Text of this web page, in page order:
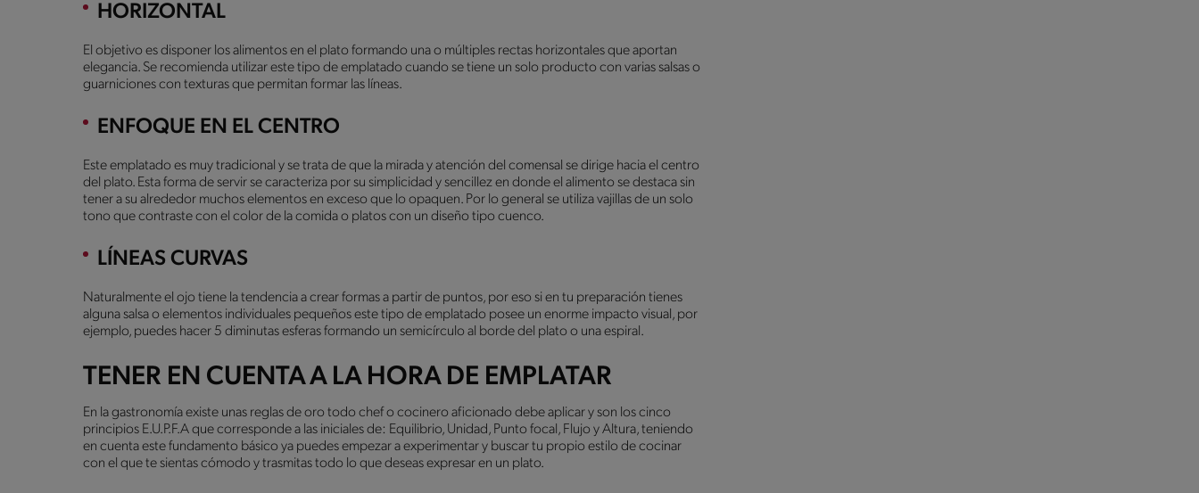
HORIZONTAL
El objetivo es disponer los alimentos en el plato formando una o múltiples rectas horizontales que aportan
elegancia. Se recomienda utilizar este tipo de emplatado cuando se tiene un solo producto con varias salsas o
guarniciones con texturas que permitan formar las líneas.
ENFOQUE EN EL CENTRO
Este emplatado es muy tradicional y se trata de que la mirada y atención del comensal se dirige hacia el centro
del plato. Esta forma de servir se caracteriza por su simplicidad y sencillez en donde el alimento se destaca sin
tener a su alrededor muchos elementos en exceso que lo opaquen. Por lo general se utiliza vajillas de un solo
tono que contraste con el color de la comida o platos con un diseño tipo cuenco.
LÍNEAS CURVAS
Naturalmente el ojo tiene la tendencia a crear formas a partir de puntos, por eso si en tu preparación tienes
alguna salsa o elementos individuales pequeños este tipo de emplatado posee un enorme impacto visual, por
ejemplo, puedes hacer 5 diminutas esferas formando un semicírculo al borde del plato o una espiral.
TENER EN CUENTA A LA HORA DE EMPLATAR
En la gastronomía existe unas reglas de oro todo chef o cocinero aficionado debe aplicar y son los cinco
principios E.U.P.F.A que corresponde a las iniciales de: Equilibrio, Unidad, Punto focal, Flujo y Altura, teniendo
en cuenta este fundamento básico ya puedes empezar a experimentar y buscar tu propio estilo de cocinar
con el que te sientas cómodo y trasmitas todo lo que deseas expresar en un plato.